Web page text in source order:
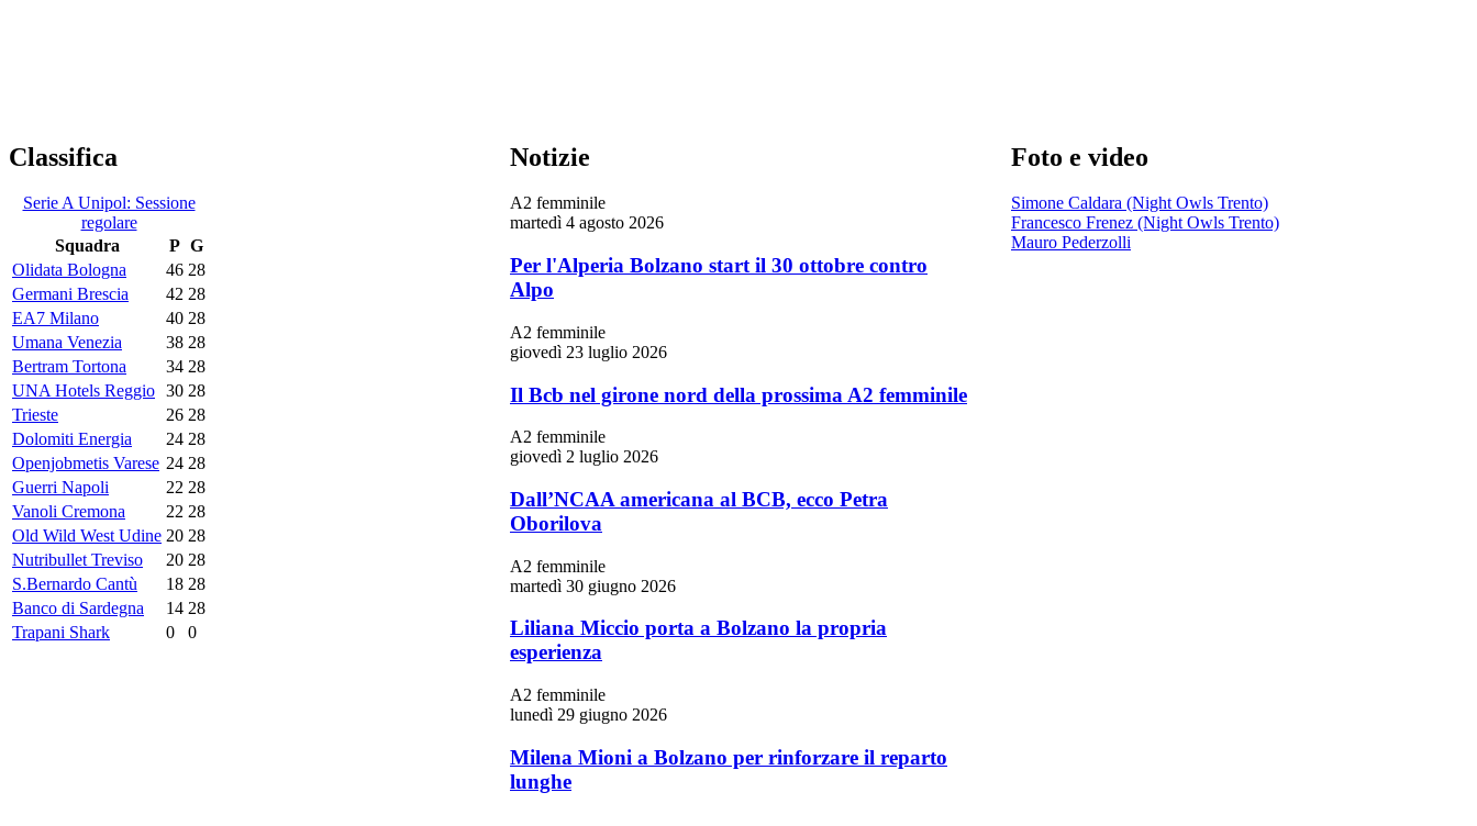
Classifica
Serie A Unipol: Sessione
regolare
Squadra
P G
Olidata Bologna
46 28
Germani Brescia
42 28
EA7 Milano
40 28
Umana Venezia
38 28
Bertram Tortona
34 28
UNA Hotels Reggio 30 28
Trieste
26 28
Dolomiti Energia
24 28
Openjobmetis Varese 24 28
Guerri Napoli
22 28
Vanoli Cremona
22 28
Old Wild West Udine 20 28
Nutribullet Treviso
20 28
S.Bernardo Cantù
18 28
Banco di Sardegna
14 28
Trapani Shark
0 0
Notizie
A2 femminile
martedì 4 agosto 2026
Per l'Alperia Bolzano start il 30 ottobre contro
Alpo
A2 femminile
giovedì 23 luglio 2026
Il Bcb nel girone nord della prossima A2 femminile
A2 femminile
giovedì 2 luglio 2026
Dall’NCAA americana al BCB, ecco Petra
Oborilova
A2 femminile
martedì 30 giugno 2026
Liliana Miccio porta a Bolzano la propria
esperienza
A2 femminile
lunedì 29 giugno 2026
Milena Mioni a Bolzano per rinforzare il reparto
lunghe
Foto e video
Simone Caldara (Night Owls Trento)
Francesco Frenez (Night Owls Trento)
Mauro Pederzolli